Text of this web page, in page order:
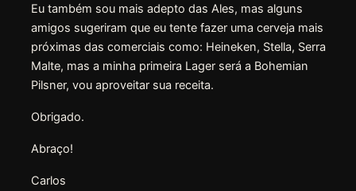
Eu também sou mais adepto das Ales, mas alguns
amigos sugeriram que eu tente fazer uma cerveja mais
próximas das comerciais como: Heineken, Stella, Serra
Malte, mas a minha primeira Lager será a Bohemian
Pilsner, vou aproveitar sua receita.
Obrigado.
Abraço!
Carlos